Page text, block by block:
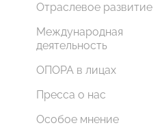
Отраслевое развитие
Международная
деятельность
ОПОРА в лицах
Пресса о нас
Особое мнение